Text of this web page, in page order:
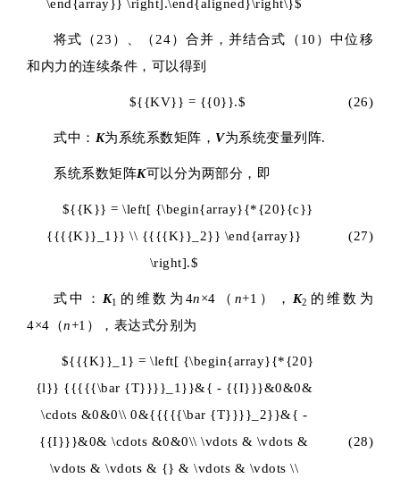
\end{array}} \right].\end{aligned}\right\}$
将式（23）、（24）合并，并结合式（10）中位移
和内力的连续条件，可以得到
${{KV}} = {{0}}.$ (26)
式中： K为系统系数矩阵， V为系统变量列阵.
系统系数矩阵K可以分为两部分，即
${{K}} = \left[ {\begin{array}{*{20}{c}}
{{{{K}}_1}} \\ {{{{K}}_2}} \end{array}}
\right].$
(27)
式中： K1 的维数为4n×4（ n+1）， K2 的维数为
4×4（n+1），表达式分别为
${{{K}}_1} = \left[ {\begin{array}{*{20}
{l}} {{{{{\bar {T}}}}_1}}&{ - {{I}}}&0&0&
\cdots &0&0\\ 0&{{{{{\bar {T}}}}_2}}&{ -
{{I}}}&0& \cdots &0&0\\ \vdots & \vdots &
\vdots & \vdots & {} & \vdots & \vdots \\
(28)